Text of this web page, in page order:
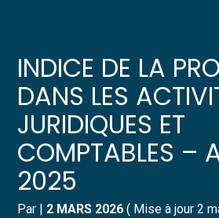
Gérer votre quotidien
Piloter votre entreprise
Développer votre entreprise
Construire votre patrimoine
Suivre votre comptabilité
Gérer vos ressources humaines
Dématérialiser vos documents
INDICE DE LA
DANS LES
JURIDIQUES ET
COMPTABLES –
2025
Par | 2 MARS 2026 ( Mise à jour 2